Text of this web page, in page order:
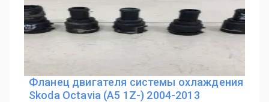
Фланец двигателя системы охлаждения
Skoda Octavia (A5 1Z-) 2004-2013